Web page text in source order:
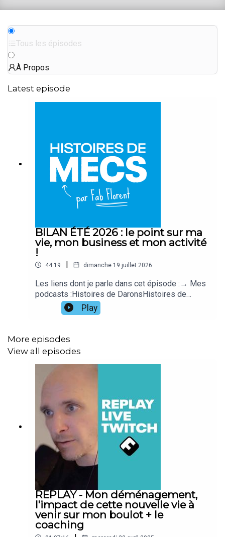
Tous les épisodes
À Propos
Latest episode
BILAN ÉTÉ 2026 : le point sur ma
vie, mon business et mon activité
!
44:19 | dimanche 19 juillet 2026
Les liens dont je parle dans cet épisode :→ Mes
podcasts :Histoires de DaronsHistoires de
DaronnesHistoires d'ArgentHistoires de
SuccèsHistoires de Mecs → Mon serveur
père-fille→ Rentrez votre mail ici pour participer
à mes stages sur la peur, l'égo et les conflits→
Mon offre de coaching individuel et le programme
collectif→ Mon kit média pour sponsoriser mes
podcasts→ Venez participer à mon podcast→ Le
nouveau site pour Histoires d'Argent !Merci pour
votre fidélité !
Play
More episodes
View all episodes
REPLAY - Mon déménagement,
l'impact de cette nouvelle vie à
venir sur mon boulot + le
coaching